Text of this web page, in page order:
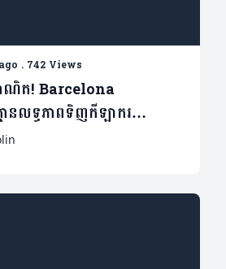
. 742 Views
ណិត! Barcelona
មានលទ្ធភាពទិញកីឡាករ
ានវីដេអូ)